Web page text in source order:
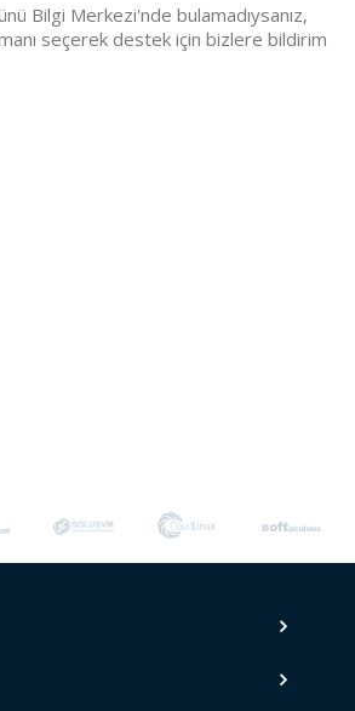
Bilgi Merkezi'nde bulamadıysanız,
seçerek destek için bizlere bildirim